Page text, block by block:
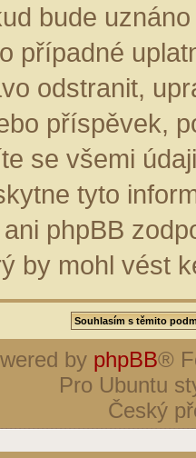
bude
případné
odstranit,
příspěvek,
se všemi
tyto
ani phpBB
by mohl vést
by phpBB®
Pro Ubuntu
Český